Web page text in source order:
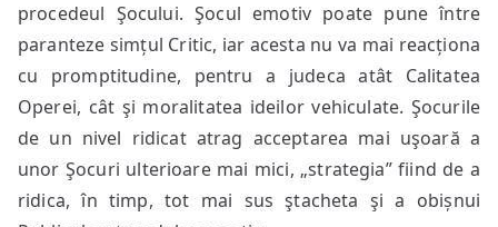
procedeul Şocului. Şocul emotiv poate pune între
paranteze simțul Critic, iar acesta nu va mai reacționa
cu promptitudine, pentru a judeca atât Calitatea
Operei, cât şi moralitatea ideilor vehiculate. Şocurile
de un nivel ridicat atrag acceptarea mai uşoară a
unor Şocuri ulterioare mai mici, „strategia” fiind de a
ridica, în timp, tot mai sus ştacheta şi a obișnui